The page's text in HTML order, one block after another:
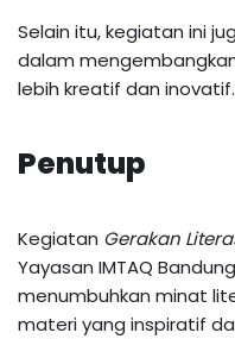
Selain itu, kegiatan ini
dalam
lebih kreatif dan inovatif.
Penutup
Kegiatan Gerakan
Yayasan IMTAQ
menumbuhkan minat
materi yang inspiratif